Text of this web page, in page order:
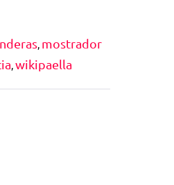
, mostrador
,wikipaella